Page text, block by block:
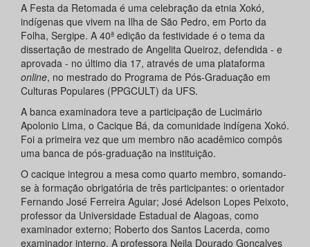
A‌ ‌Festa da Retomada é ‌uma‌ celebração‌ da etnia Xokó‌,
indígenas que vivem na ‌Ilha‌ ‌de‌ ‌São‌ ‌Pedro‌, em ‌Porto‌ ‌da‌
‌Folha, Sergipe. A 40ª edição da festividade é o tema da
dissertação de mestrado de Angelita Queiroz, defendida - e
aprovada - no último dia 17, através de uma plataforma
online, no mestrado do Programa de Pós-Graduação em
Culturas Populares (PPGCULT) da UFS.
A banca examinadora teve a participação de Lucimário
Apolonio Lima, o Cacique Bá, da comunidade indígena Xokó.
Foi a primeira vez que um membro não acadêmico compôs
uma banca de pós-graduação na instituição.
O cacique integrou a mesa como quarto membro, somando-
se à formação obrigatória de três participantes: o orientador
Fernando José Ferreira Aguiar; José Adelson Lopes Peixoto,
professor da Universidade Estadual de Alagoas, como
examinador externo; Roberto dos Santos Lacerda, como
examinador interno. A professora Neila Dourado Gonçalves